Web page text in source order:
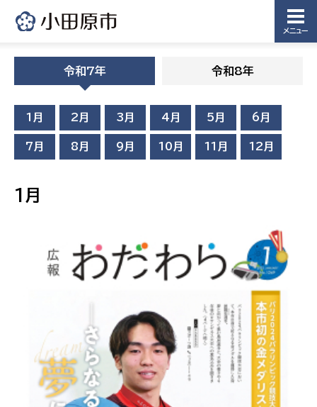
メニュー
令和7年 令和8年
1月 2月 3月 4月 5月 6月
7月 8月 9月 10月 11月 12月
1月